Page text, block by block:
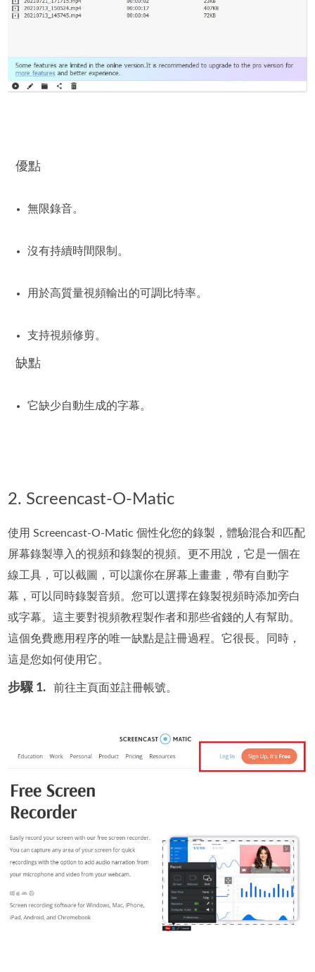
優點
無限錄音。
沒有持續時間限制。
用於高質量視頻輸出的可調比特率。
支持視頻修剪。
缺點
它缺少自動生成的字幕。
2. Screencast-O-Matic
使用 Screencast-O-Matic 個性化您的錄製，體驗混合和匹配
屏幕錄製導入的視頻和錄製的視頻。更不用說，它是一個在
線工具，可以截圖，可以讓你在屏幕上畫畫，帶有自動字
幕，可以同時錄製音頻。您可以選擇在錄製視頻時添加旁白
或字幕。這主要對視頻教程製作者和那些省錢的人有幫助。
這個免費應用程序的唯一缺點是註冊過程。它很長。同時，
這是您如何使用它。
步驟 1. 前往主頁面並註冊帳號。